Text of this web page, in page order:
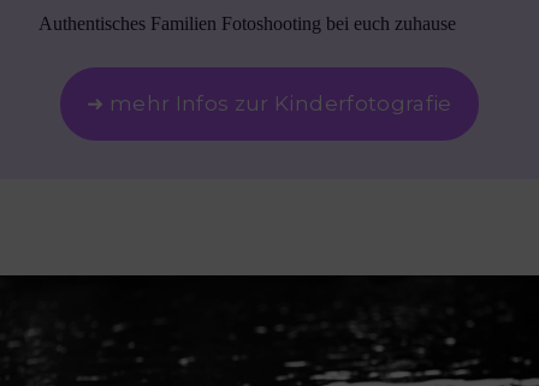
Authentisches Familien Fotoshooting bei euch zuhause
➜ mehr Infos zur Kinderfotografie